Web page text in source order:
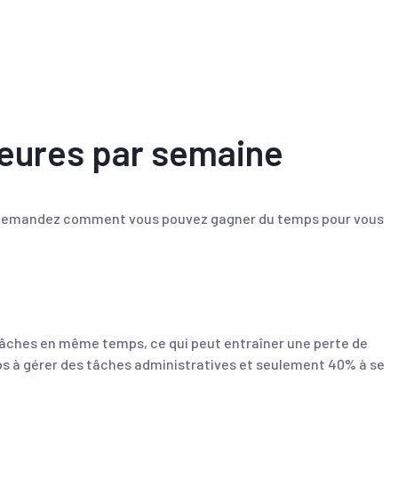
par semaine
comment vous pouvez gagner du temps pour vous
en même temps, ce qui peut entraîner une perte de
à gérer des tâches administratives et seulement 40% à se